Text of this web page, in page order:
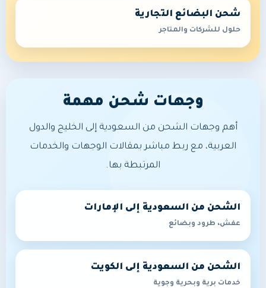
شحن البضائع التجارية
حلول للشركات والمتاجر
وجهات شحن مهمة
أهم وجهات الشحن من السعودية إلى الخليج والدول
العربية، مع ربط مباشر بمقالات الوجهات والخدمات
المرتبطة بها.
الشحن من السعودية إلى الإمارات
عفش، طرود وبضائع
الشحن من السعودية إلى الكويت
خدمات برية وبحرية وجوية